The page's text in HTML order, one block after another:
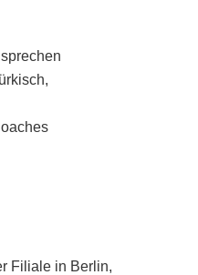
Filiale in Berlin,